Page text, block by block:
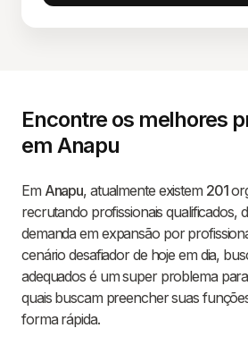
Encontre os melhores
em Anapu
Em Anapu, atualmente existem 201
recrutando profissionais qualificados,
demanda em expansão por
cenário desafiador de hoje em dia,
adequados é um super problema
quais buscam preencher suas
forma rápida.